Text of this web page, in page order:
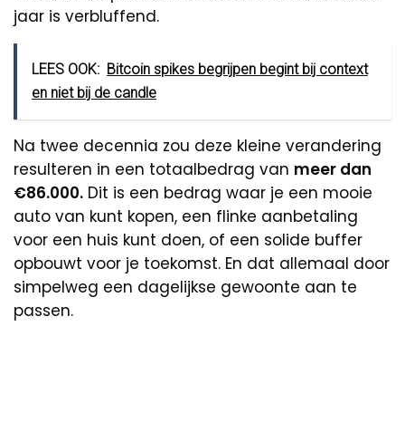
jaar is verbluffend.
LEES OOK: Bitcoin spikes begrijpen begint bij context
en niet bij de candle
Na twee decennia zou deze kleine verandering
resulteren in een totaalbedrag van meer dan
€86.000. Dit is een bedrag waar je een mooie
auto van kunt kopen, een flinke aanbetaling
voor een huis kunt doen, of een solide buffer
opbouwt voor je toekomst. En dat allemaal door
simpelweg een dagelijkse gewoonte aan te
passen.